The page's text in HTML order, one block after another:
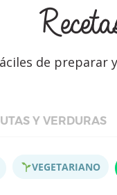
de preparar
Y VERDURAS
VEGETARIANO